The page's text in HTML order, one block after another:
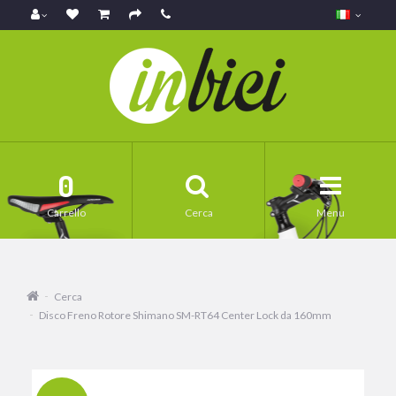
Menu
Cerca
0
Carrello
Cerca
Disco Freno Rotore Shimano SM-RT64 Center Lock da 160mm